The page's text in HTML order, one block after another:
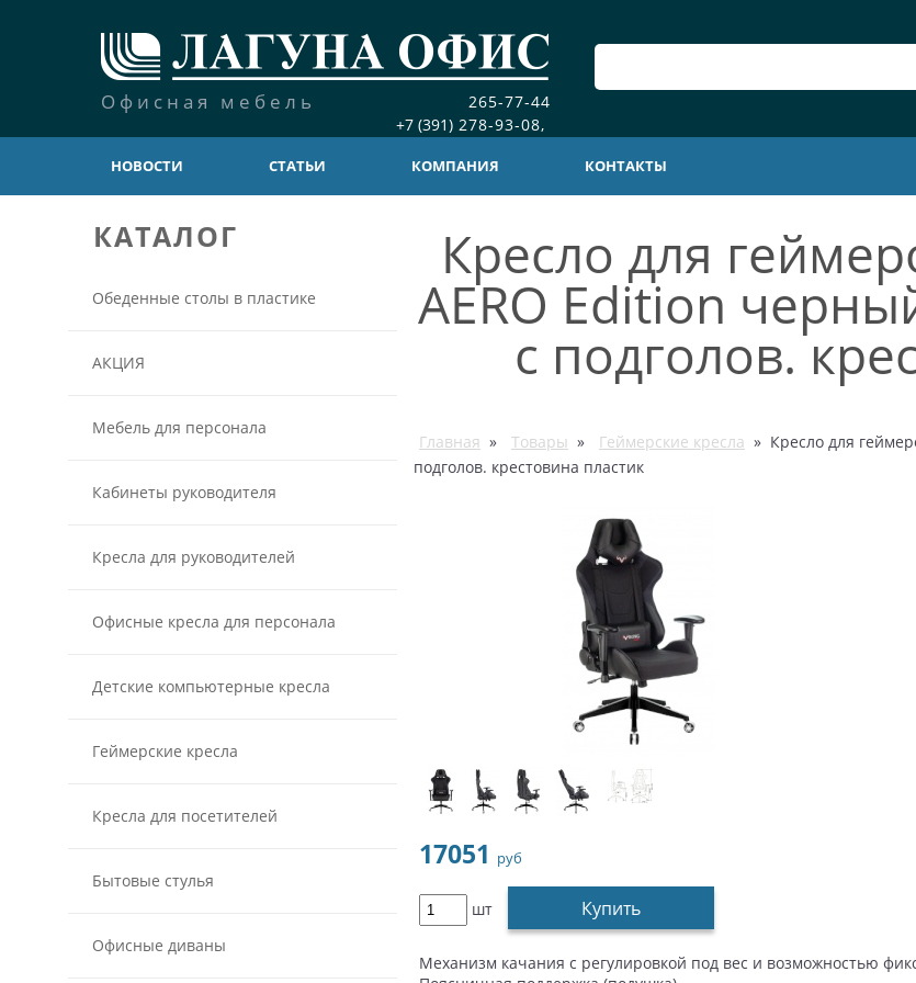
Офисная мебель
265-77-44
+7 (391) 278-93-08,
НОВОСТИ СТАТЬИ КОМПАНИЯ КОНТАКТЫ
КАТАЛОГ
Обеденные столы в пластике
АКЦИЯ
Мебель для персонала
Кабинеты руководителя
Кресла для руководителей
Офисные кресла для персонала
Детские компьютерные кресла
Геймерские кресла
Кресла для посетителей
Бытовые стулья
Офисные диваны
Кресло для
AERO Edition
с подголов.
Главная » Товары » Геймерские кресла » Кресло для
подголов. крестовина пластик
17051 руб
шт Купить
Механизм качания с регулировкой под вес и возможностью